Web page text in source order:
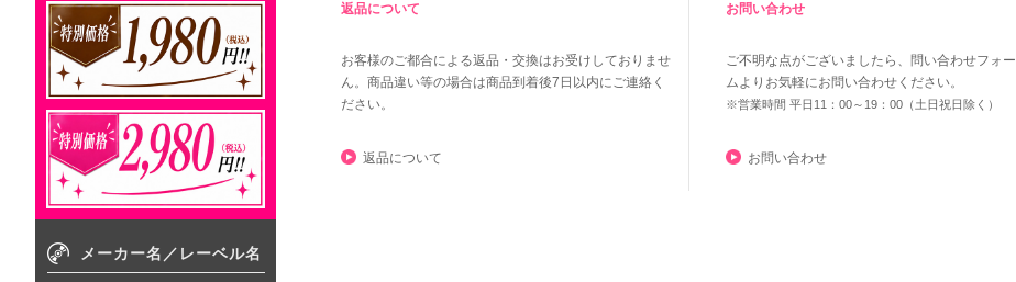
メーカー名／レーベル名
返品について
お客様のご都合による返品・交換はお受けしておりませ
ん。商品違い等の場合は商品到着後7日以内にご連絡く
ださい。
返品について
お問い合わせ
ご不明な点がございましたら、問い合わせフォー
ムよりお気軽にお問い合わせください。
※営業時間 平日11：00～19：00（土日祝日除く）
お問い合わせ